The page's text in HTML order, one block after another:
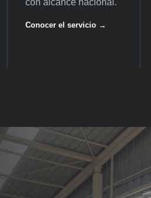
con alcance nacional.
Conocer el servicio →